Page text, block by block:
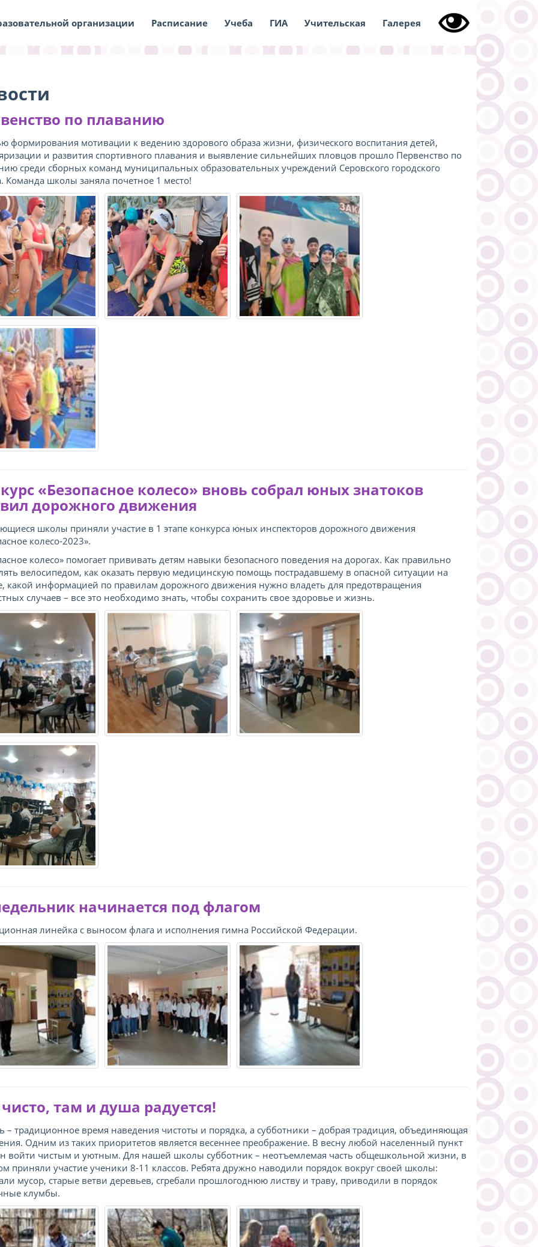
организации Расписание Учеба ГИА Учительская Галерея
по плаванию
формирования мотивации к ведению здорового образа жизни, физического воспитания детей,
и развития спортивного плавания и выявление сильнейших пловцов прошло Первенство по
среди сборных команд муниципальных образовательных учреждений Серовского городского
Команда школы заняла почетное 1 место!
«Безопасное колесо» вновь собрал юных знатоков
дорожного движения
школы приняли участие в 1 этапе конкурса юных инспекторов дорожного движения
колесо-2023».
колесо» помогает прививать детям навыки безопасного поведения на дорогах. Как правильно
велосипедом, как оказать первую медицинскую помощь пострадавшему в опасной ситуации на
какой информацией по правилам дорожного движения нужно владеть для предотвращения
случаев – все это необходимо знать, чтобы сохранить свое здоровье и жизнь.
начинается под флагом
линейка с выносом флага и исполнения гимна Российской Федерации.
там и душа радуется!
– традиционное время наведения чистоты и порядка, а субботники – добрая традиция, объединяющая
Одним из таких приоритетов является весеннее преображение. В весну любой населенный пункт
войти чистым и уютным. Для нашей школы субботник – неотъемлемая часть общешкольной жизни, в
приняли участие ученики 8-11 классов. Ребята дружно наводили порядок вокруг своей школы:
мусор, старые ветви деревьев, сгребали прошлогоднюю листву и траву, приводили в порядок
клумбы.